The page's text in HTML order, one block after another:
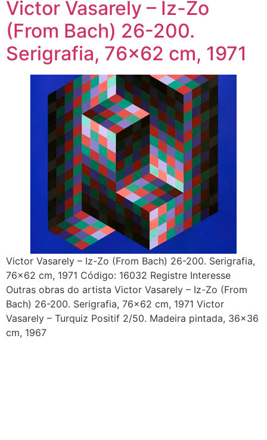
Victor Vasarely – Iz-Zo
(From Bach) 26-200.
Serigrafia, 76×62 cm, 1971
Victor Vasarely – Iz-Zo (From Bach) 26-200. Serigrafia,
76×62 cm, 1971 Código: 16032 Registre Interesse
Outras obras do artista Victor Vasarely – Iz-Zo (From
Bach) 26-200. Serigrafia, 76×62 cm, 1971 Victor
Vasarely – Turquiz Positif 2/50. Madeira pintada, 36×36
cm, 1967